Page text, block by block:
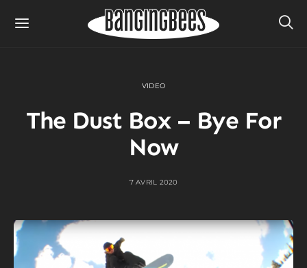
VIDEO
The Dust Box – Bye For
Now
7 AVRIL 2020